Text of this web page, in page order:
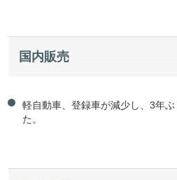
国内販売
軽自動車、登録車が減少し、3年
た。